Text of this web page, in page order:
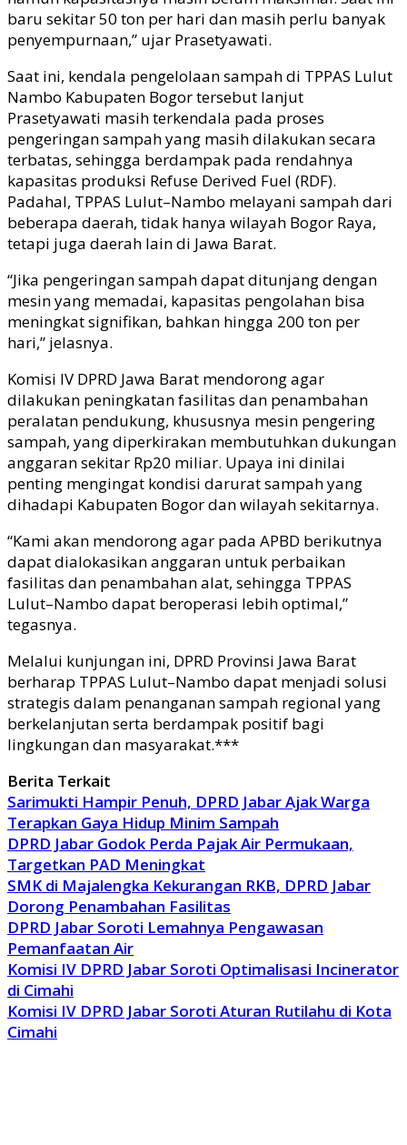
baru sekitar 50 ton per hari dan masih perlu banyak
penyempurnaan,” ujar Prasetyawati.
Saat ini, kendala pengelolaan sampah di TPPAS Lulut
Nambo Kabupaten Bogor tersebut lanjut
Prasetyawati masih terkendala pada proses
pengeringan sampah yang masih dilakukan secara
terbatas, sehingga berdampak pada rendahnya
kapasitas produksi Refuse Derived Fuel (RDF).
Padahal, TPPAS Lulut–Nambo melayani sampah dari
beberapa daerah, tidak hanya wilayah Bogor Raya,
tetapi juga daerah lain di Jawa Barat.
“Jika pengeringan sampah dapat ditunjang dengan
mesin yang memadai, kapasitas pengolahan bisa
meningkat signifikan, bahkan hingga 200 ton per
hari,” jelasnya.
Komisi IV DPRD Jawa Barat mendorong agar
dilakukan peningkatan fasilitas dan penambahan
peralatan pendukung, khususnya mesin pengering
sampah, yang diperkirakan membutuhkan dukungan
anggaran sekitar Rp20 miliar. Upaya ini dinilai
penting mengingat kondisi darurat sampah yang
dihadapi Kabupaten Bogor dan wilayah sekitarnya.
“Kami akan mendorong agar pada APBD berikutnya
dapat dialokasikan anggaran untuk perbaikan
fasilitas dan penambahan alat, sehingga TPPAS
Lulut–Nambo dapat beroperasi lebih optimal,”
tegasnya.
Melalui kunjungan ini, DPRD Provinsi Jawa Barat
berharap TPPAS Lulut–Nambo dapat menjadi solusi
strategis dalam penanganan sampah regional yang
berkelanjutan serta berdampak positif bagi
lingkungan dan masyarakat.***
Berita Terkait
Sarimukti Hampir Penuh, DPRD Jabar Ajak Warga
Terapkan Gaya Hidup Minim Sampah
DPRD Jabar Godok Perda Pajak Air Permukaan,
Targetkan PAD Meningkat
SMK di Majalengka Kekurangan RKB, DPRD Jabar
Dorong Penambahan Fasilitas
DPRD Jabar Soroti Lemahnya Pengawasan
Pemanfaatan Air
Komisi IV DPRD Jabar Soroti Optimalisasi Incinerator
di Cimahi
Komisi IV DPRD Jabar Soroti Aturan Rutilahu di Kota
Cimahi